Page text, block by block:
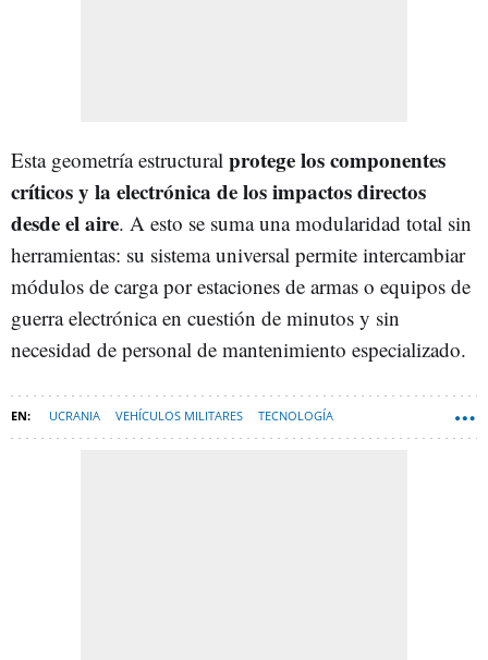
Esta geometría estructural protege los componentes
críticos y la electrónica de los impactos directos
desde el aire. A esto se suma una modularidad total sin
herramientas: su sistema universal permite intercambiar
módulos de carga por estaciones de armas o equipos de
guerra electrónica en cuestión de minutos y sin
necesidad de personal de mantenimiento especializado.
UCRANIA VEHÍCULOS MILITARES TECNOLOGÍA